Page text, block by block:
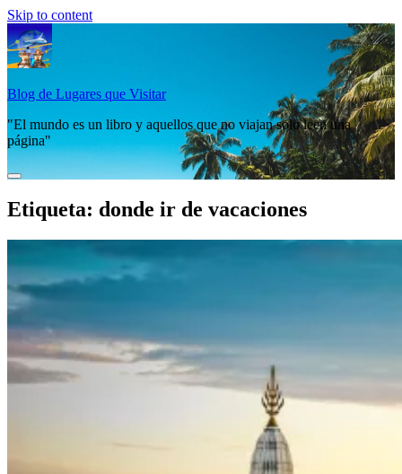
Skip to content
Blog de Lugares que Visitar
"El mundo es un libro y aquellos que no viajan solo leen una
página"
Etiqueta: donde ir de vacaciones